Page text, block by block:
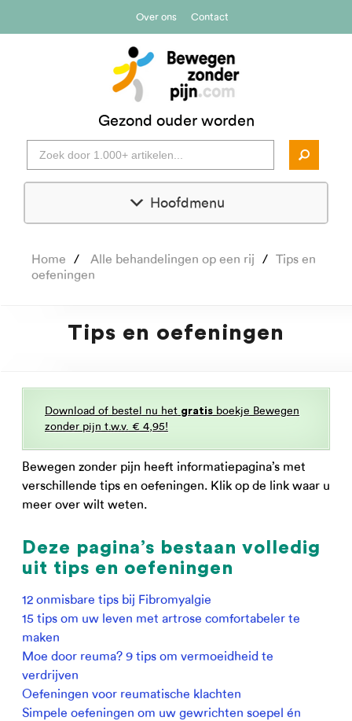
Over ons Contact
Gezond ouder worden
Hoofdmenu
Home Alle behandelingen op een rij
Tips en
oefeningen
Tips en oefeningen
Download of bestel nu het gratis boekje Bewegen
zonder pijn t.w.v. € 4,95!
Bewegen zonder pijn heeft informatiepagina’s met
verschillende tips en oefeningen. Klik op de link waar u
meer over wilt weten.
Deze pagina’s bestaan volledig
uit tips en oefeningen
12 onmisbare tips bij Fibromyalgie
15 tips om uw leven met artrose comfortabeler te
maken
Moe door reuma? 9 tips om vermoeidheid te
verdrijven
Oefeningen voor reumatische klachten
Simpele oefeningen om uw gewrichten soepel én